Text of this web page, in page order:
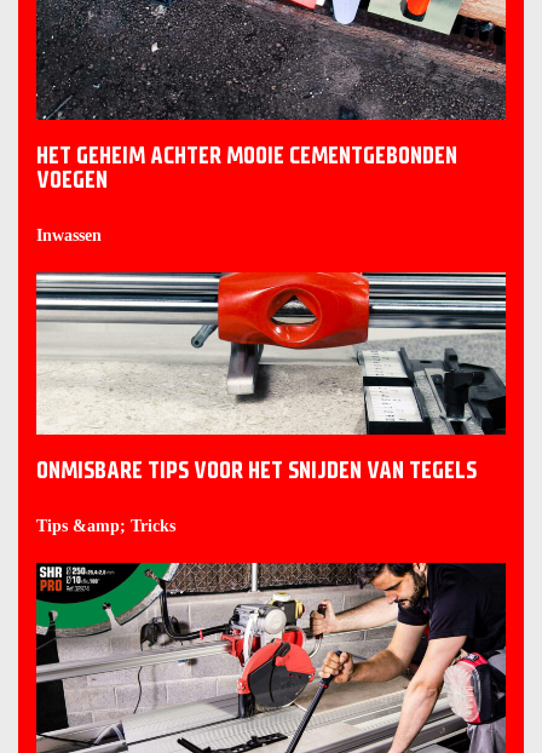
HET GEHEIM ACHTER MOOIE CEMENTGEBONDEN
VOEGEN
Inwassen
ONMISBARE TIPS VOOR HET SNIJDEN VAN TEGELS
Tips &amp; Tricks